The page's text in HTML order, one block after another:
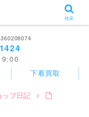
下着買取
ップ日記
検索